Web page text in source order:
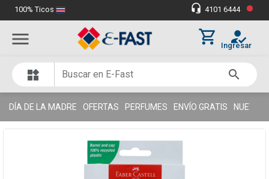
100% Ticos
headset_mic 4101 6444 •
menu shopping_cart how_to_reg
Ingresar
widgets search
DÍA DE LA MADRE OFERTAS PERFUMES ENVÍO GRATIS NUEVOS